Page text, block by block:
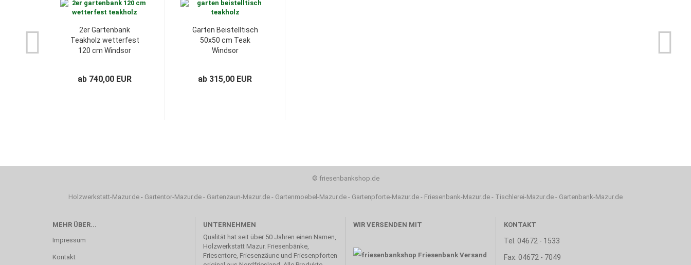
2er Gartenbank
Teakholz wetterfest
120 cm Windsor
ab 740,00 EUR
Garten Beistelltisch
50x50 cm Teak
Windsor
ab 315,00 EUR
© friesenbankshop.de
Holzwerkstatt-Mazur.de - Gartentor-Mazur.de - Gartenzaun-Mazur.de - Gartenmoebel-Mazur.de - Gartenpforte-Mazur.de - Friesenbank-Mazur.de - Tischlerei-Mazur.de - Gartenbank-Mazur.de
MEHR ÜBER...
Impressum
Kontakt
UNTERNEHMEN
Qualität hat seit über 50 Jahren einen Namen,
Holzwerkstatt Mazur. Friesenbänke,
Friesentore, Friesenzäune und Friesenpforten
WIR VERSENDEN MIT KONTAKT
Tel. 04672 - 1533
Fax. 04672 - 7049